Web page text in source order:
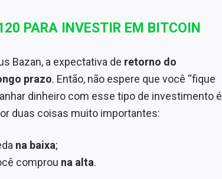
PARA INVESTIR EM BITCOIN
Bazan, a expectativa de retorno do
prazo. Então, não espere que você “fique
dinheiro com esse tipo de investimento é
duas coisas muito importantes:
na baixa;
comprou na alta.